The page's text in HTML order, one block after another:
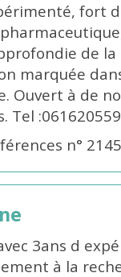
fort
de
marquée
Ouvert à de
Tel
n°
3ans d
à la